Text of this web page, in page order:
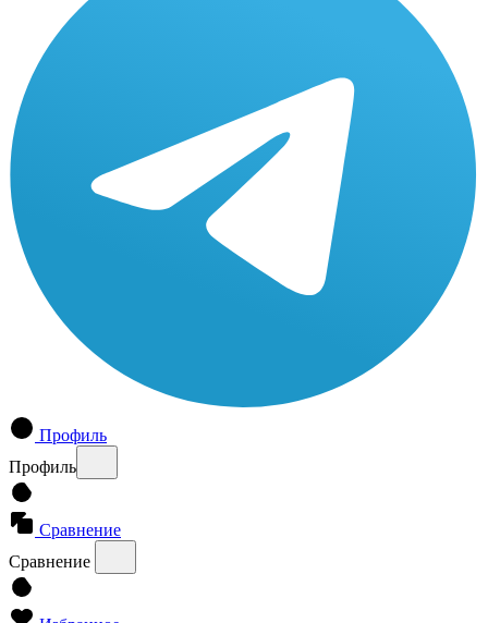
Профиль
Профиль
Сравнение
Сравнение